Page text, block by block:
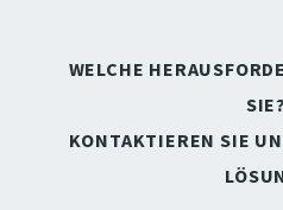
WELCHE
SIE?
KONTAKTIEREN SIE